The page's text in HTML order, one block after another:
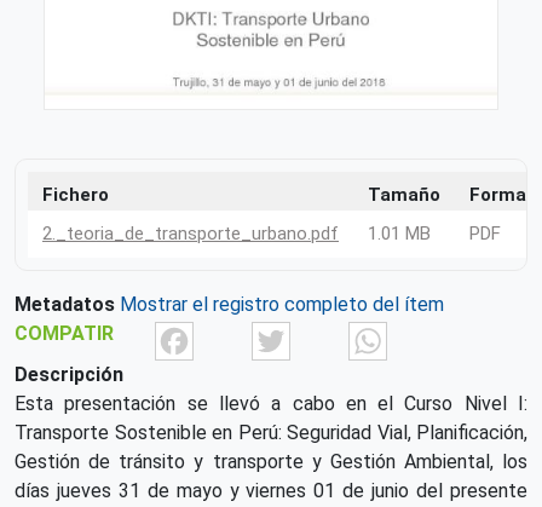
Fichero Tamaño
2._teoria_de_transporte_urbano.pdf
1.01 MB PDF
Metadatos Mostrar el registro completo del ítem
COMPATIR
FacebookTwitter
Descripción
Esta presentación se llevó a cabo en el Curso Nivel I:
Transporte Sostenible en Perú: Seguridad Vial, Planificación,
Gestión de tránsito y transporte y Gestión Ambiental, los
días jueves 31 de mayo y viernes 01 de junio del presente